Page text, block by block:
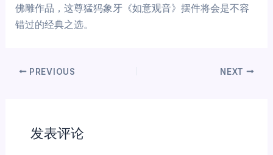
佛雕作品，这尊猛犸象牙《如意观音》摆件将会是不容
错过的经典之选。
PREVIOUS NEXT
发表评论